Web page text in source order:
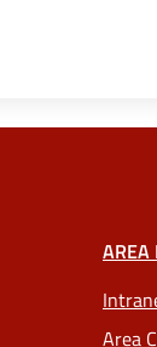
AREA
Area